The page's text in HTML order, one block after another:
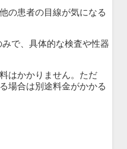
の患者の目線が気になる
で、具体的な検査や性器
はかかりません。ただ
場合は別途料金がかかる